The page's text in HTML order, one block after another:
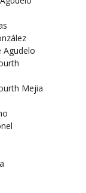
Agudelo
Mejia